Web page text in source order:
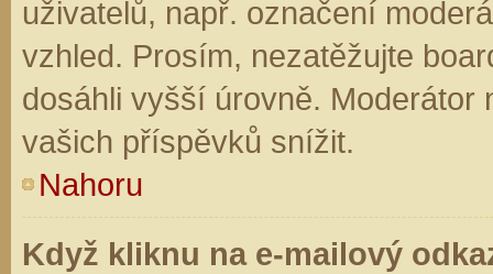
uživatelů, např. označení
vzhled. Prosím, nezatěžujte
dosáhli vyšší úrovně. Moderátor
vašich příspěvků snížit.
Nahoru
Když kliknu na e-mailový